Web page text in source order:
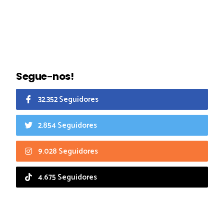
Segue-nos!
32.352 Seguidores
2.854 Seguidores
9.028 Seguidores
4.675 Seguidores